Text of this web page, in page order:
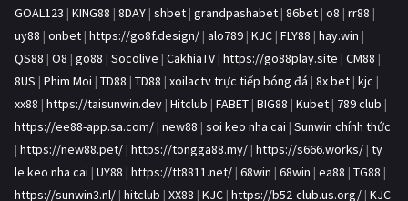
GOAL123 | KING88 | 8DAY | shbet | grandpashabet | 86bet | o8 | rr88 |
uy88 | onbet | https://go8f.design/ | alo789 | KJC | FLY88 | hay.win |
QS88 | O8 | go88 | Socolive | CakhiaTV | https://go88play.site | CM88 |
8US | Phim Moi | TD88 | TD88 | xoilactv trực tiếp bóng đá | 8x bet | kjc |
xx88 | https://taisunwin.dev | Hitclub | FABET | BIG88 | Kubet | 789 club |
https://ee88-app.sa.com/ | new88 | soi keo nha cai | Sunwin chính thức
| https://new88.pet/ | https://tongga88.my/ | https://s666.works/ | ty
le keo nha cai | UY88 | https://tt8811.net/ | 68win | 68win | ea88 | TG88 |
https://sunwin3.nl/ | hitclub | XX88 | KJC | https://b52-club.us.org/ | KJC